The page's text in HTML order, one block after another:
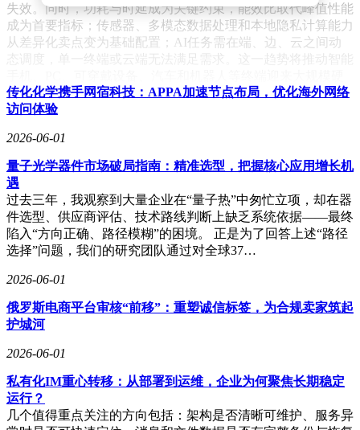
失效。同时，功耗与时延成为关键约束，能效比取代峰值性能
成为首要指标；传感器、多模态数据处理和本地隐私计算能力
从差异化卖点变为基础配置；AI任务需在端、边、云之间动
态调度，单一终端或云端无法满足需求。这一趋势将推动智能
件升级周期，芯片行业需提供全场景、全功耗段的高能效解决
方案以主导下一阶段竞争。
安蒙进一步将智能体的应用边界从数字世界扩展至物理世界，
提出“物理AI”新赛道。在汽车领域，AI将重新定义座舱个性化
智能与道路物理AI的融合；机器人领域，高通推出覆盖
AMR、机械臂、人形机器人和无人机的全栈参考设计，采用
三层计算架构支持即时执行、任务落地和推理决策；工业场景
中，视觉AI与智能传感器结合智能体，将在零售、仓储、能
源和智慧城市等领域实现规模化落地。这一扩展使AI成为实
体经济的基础设施，高通的策略是将消费电子的高集成、低成
本优势与汽车、工业的高可靠、高精度能力结合，构建独特竞
在演讲中，安蒙强调6G网络对智能体时代的基础设施意义。
智能眼镜、AR/VR设备实时回传高清视觉数据，使每个人成
为“行走的摄像头”；其分布式计算体系将算力下沉至基站和中
心局，实现端边云高效协同；更颠覆性的是，6G的感知能力
可通过无线信号构建区域、城市乃至国家级数字孪生，为智能
体提供全域实时上下文。6G不再仅是通信网络，而是成为智
传化化学携手网宿科技：APPA加速节点布局，优化海外网络
访问体验
2026-06-01
量子光学器件市场破局指南：精准选型，把握核心应用增长机
遇
过去三年，我观察到大量企业在“量子热”中匆忙立项，却在器
件选型、供应商评估、技术路线判断上缺乏系统依据——最终
陷入“方向正确、路径模糊”的困境。 正是为了回答上述“路径
选择”问题，我们的研究团队通过对全球37…
2026-06-01
俄罗斯电商平台审核“前移”：重塑诚信标签，为合规卖家筑起
护城河
2026-06-01
私有化IM重心转移：从部署到运维，企业为何聚焦长期稳定
运行？
几个值得重点关注的方向包括：架构是否清晰可维护、服务异